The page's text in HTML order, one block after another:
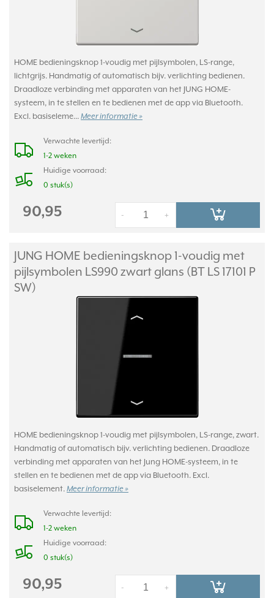
HOME bedieningsknop 1-voudig met pijlsymbolen, LS-range,
lichtgrijs. Handmatig of automatisch bijv. verlichting bedienen.
Draadloze verbinding met apparaten van het JUNG HOME-
systeem, in te stellen en te bedienen met de app via Bluetooth.
Excl. basiseleme... Meer informatie »
Verwachte levertijd:
1-2 weken
Huidige voorraad:
0 stuk(s)
90,95 +
-
JUNG HOME bedieningsknop 1-voudig met
pijlsymbolen LS990 zwart glans (BT LS 17101 P
SW)
HOME bedieningsknop 1-voudig met pijlsymbolen, LS-range, zwart.
Handmatig of automatisch bijv. verlichting bedienen. Draadloze
verbinding met apparaten van het Jung HOME-systeem, in te
stellen en te bedienen met de app via Bluetooth. Excl.
basiselement. Meer informatie »
Verwachte levertijd:
1-2 weken
Huidige voorraad:
0 stuk(s)
90,95 +
-